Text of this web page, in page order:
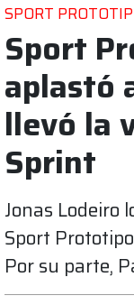
SPORT
Sport
aplastó
llevó la
Sprint
Jonas Lodeiro
Sport
Por su parte,